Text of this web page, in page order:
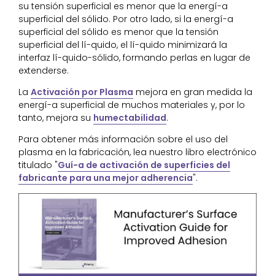
su tensión superficial es menor que la energí-a
superficial del sólido. Por otro lado, si la energí-a
superficial del sólido es menor que la tensión
superficial del lí-quido, el lí-quido minimizará la
interfaz lí-quido-sólido, formando perlas en lugar de
extenderse.
La Activación por Plasma mejora en gran medida la
energí-a superficial de muchos materiales y, por lo
tanto, mejora su humectabilidad.
Para obtener más información sobre el uso del
plasma en la fabricación, lea nuestro libro electrónico
titulado "Guí-a de activación de superficies del
fabricante para una mejor adherencia".